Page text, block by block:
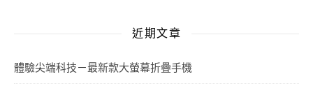
近期文章
體驗尖端科技－最新款大螢幕折疊手機